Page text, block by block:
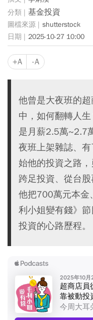
基金投資
shutterstock
2025-10-27 10:00
+A -A
他曾是大夜班的
中，如何翻轉人
是月薪2.5萬~2.7
夜班上架雜誌、
始他的投資之路
跨足投資、從台
他把700萬元本金
利小姐變有錢》
投資的心路歷程。